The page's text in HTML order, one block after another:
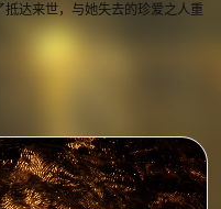
抵达来世，与她失去的珍爱之人重